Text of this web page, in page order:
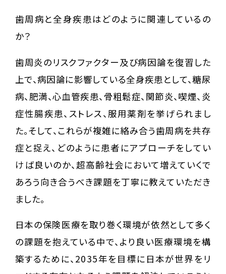
歯周病と全身疾患はどのように関連しているの
か？
歯周炎のリスクファクター及び病因論を復習した
上で、病因論に影響している全身疾患として、糖尿
病、肥満、心血管疾患、骨粗鬆症、関節炎、喫煙、炎
症性腸疾患、ストレス、服用薬剤を挙げられまし
た。そして、これらが複雑に絡み合う歯周病を共存
症と捉え、どのように患者にアプローチをしてい
けば良いのか、超高齢社会において増えていくで
あろう向き合うべき課題を丁寧に教えていただき
ました。
日本の保険医療を取り巻く環境が依然として多く
の課題を抱えている中で、より良い医療環境を構
築するために、2035年を目標に日本が世界をリ